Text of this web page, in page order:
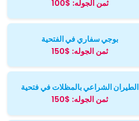
ثمن الجوله: $100
بوجي سفاري في الفتحية
ثمن الجوله: $150
الطيران الشراعي بالمظلات في فتحية
ثمن الجوله: $150